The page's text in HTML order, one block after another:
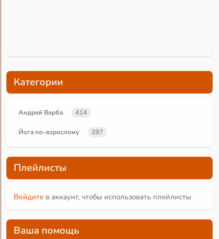
Категории
Андрей Верба 414
Йога по-взрослому 297
Плейлисты
Войдите в аккаунт, чтобы использовать плейлисты
Ваша помощь